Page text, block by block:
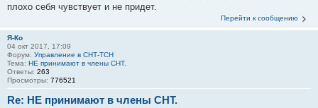
плохо себя чувствует и не придет.
Перейти к сообщению
Я-Ко
04 окт 2017, 17:09
Форум: Управление в СНТ-ТСН
Тема: НЕ принимают в члены СНТ.
Ответы: 263
Просмотры: 776521
Re: НЕ принимают в члены СНТ.